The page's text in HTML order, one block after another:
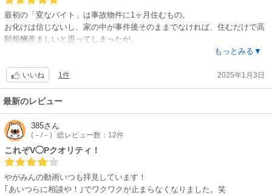
最初の「変なバイト」は事故物件に1ヶ月住むもの。
お化けは信じないし、家の中が事件後そのままでなければ、住むだけで高
額報酬羨ましいと思ってしまったが。
次は指定された建物の写真を撮ってくる。
それだけ？最近話題になった闇のバイトみたいだな・・・
解決編早く読みたい
もっとみる▼
いいね 1件 2025年1月3日
最新のレビュー
385さん
(－/－) 総レビュー数：12件
これぞV◯Pクオリティ！
やがみんの動画いつも拝見しています！
｢あいつらに相談や！｣でワクワクが止まらなくなりました。笑